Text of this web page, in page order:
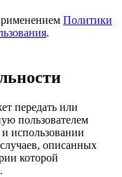
Политики
.
передать или
пользователем
использовании
описанных
которой